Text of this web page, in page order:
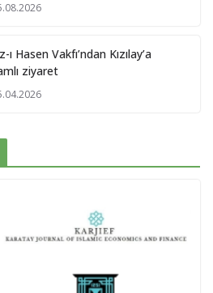
ı Hasen Vakfı’ndan Kızılay’a
ziyaret